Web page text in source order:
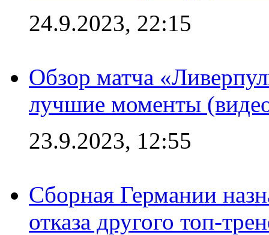
24.9.2023, 22:15
Обзор матча
лучшие моменты
23.9.2023, 12:55
Сборная Германии
отказа другого топ-